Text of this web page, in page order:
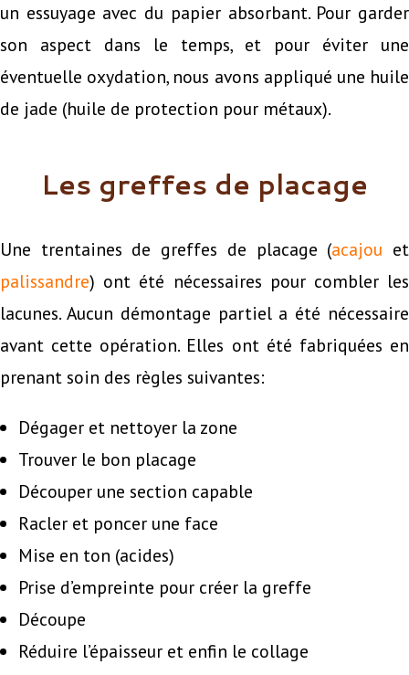
un essuyage avec du papier absorbant. Pour garder
son aspect dans le temps, et pour éviter une
éventuelle oxydation, nous avons appliqué une huile
de jade (huile de protection pour métaux).
Les greffes de placage
Une trentaines de greffes de placage (acajou et
palissandre) ont été nécessaires pour combler les
lacunes. Aucun démontage partiel a été nécessaire
avant cette opération. Elles ont été fabriquées en
prenant soin des règles suivantes:
Dégager et nettoyer la zone
Trouver le bon placage
Découper une section capable
Racler et poncer une face
Mise en ton (acides)
Prise d’empreinte pour créer la greffe
Découpe
Réduire l’épaisseur et enfin le collage